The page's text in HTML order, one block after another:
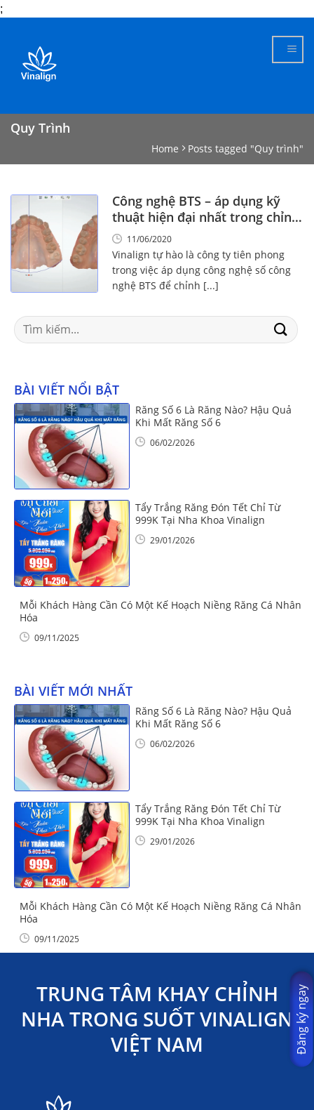
;
content
Quy Trình
Home Posts tagged "Quy trình"
Công nghệ BTS – áp dụng kỹ
thuật hiện đại nhất trong chỉnh
nha11/06/2020
Vinalign tự hào là công ty tiên phong
trong việc áp dụng công nghệ số công
nghệ BTS để chỉnh [...]
Search
for:
BÀI VIẾT NỔI BẬT
Răng Số 6 Là Răng Nào? Hậu Quả
Khi Mất Răng Số 6
06/02/2026
Tẩy Trắng Răng Đón Tết Chỉ Từ
999K Tại Nha Khoa Vinalign
29/01/2026
Mỗi Khách Hàng Cần Có Một Kế Hoạch Niềng Răng Cá Nhân
Hóa
09/11/2025
BÀI VIẾT MỚI NHẤT
Răng Số 6 Là Răng Nào? Hậu Quả
Khi Mất Răng Số 6
06/02/2026
Tẩy Trắng Răng Đón Tết Chỉ Từ
999K Tại Nha Khoa Vinalign
29/01/2026
Mỗi Khách Hàng Cần Có Một Kế Hoạch Niềng Răng Cá Nhân
Hóa
09/11/2025
TRUNG TÂM KHAY CHỈNH
NHA TRONG SUỐT VINALIGN
VIỆT NAM
Đăng ký ngay